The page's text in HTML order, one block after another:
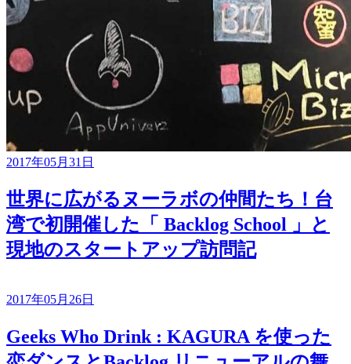
2017年05月31日
世界に広がるヌーラボの仲間たち！台
湾で初開催した「 Backlog School 」と
現地のスタートアップ訪問記
2017年05月26日
Geeks Who Drink : KAGURA を使った